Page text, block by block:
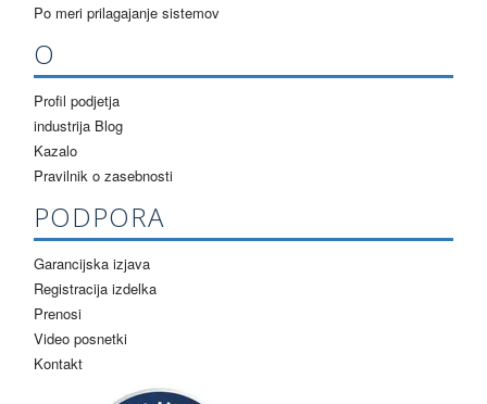
Po meri prilagajanje sistemov
O
Profil podjetja
industrija Blog
Kazalo
Pravilnik o zasebnosti
PODPORA
Garancijska izjava
Registracija izdelka
Prenosi
Video posnetki
Kontakt